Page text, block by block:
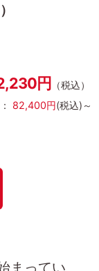
円 （税込）
82,400円(税込)～
まってい